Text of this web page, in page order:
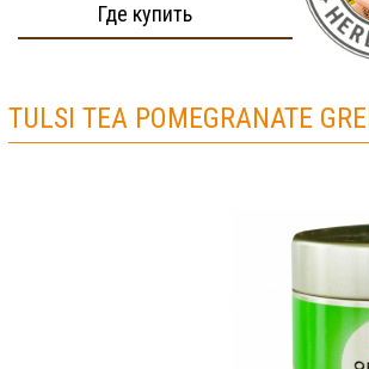
Где купить
TULSI TEA POMEGRANATE